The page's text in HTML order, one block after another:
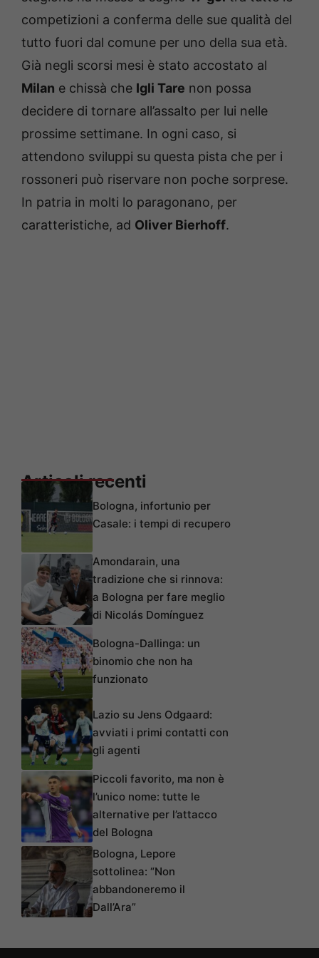
competizioni a conferma delle sue qualità del
tutto fuori dal comune per uno della sua età.
Già negli scorsi mesi è stato accostato al
Milan e chissà che Igli Tare non possa
decidere di tornare all’assalto per lui nelle
prossime settimane. In ogni caso, si
attendono sviluppi su questa pista che per i
rossoneri può riservare non poche sorprese.
In patria in molti lo paragonano, per
caratteristiche, ad Oliver Bierhoff.
Articoli recenti
Bologna, infortunio per
Casale: i tempi di recupero
Amondarain, una
tradizione che si rinnova:
a Bologna per fare meglio
di Nicolás Domínguez
Bologna-Dallinga: un
binomio che non ha
funzionato
Lazio su Jens Odgaard:
avviati i primi contatti con
gli agenti
Piccoli favorito, ma non è
l’unico nome: tutte le
alternative per l’attacco
del Bologna
Bologna, Lepore
sottolinea: “Non
abbandoneremo il
Dall’Ara”